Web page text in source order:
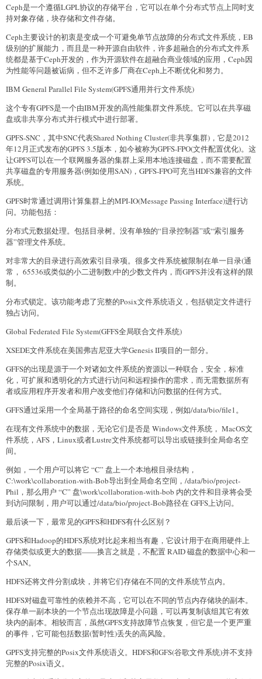
Ceph是一个遵循LGPL协议的存储平台，它可以在单个分布式节点上同时支
持对象存储，块存储和文件存储。
Ceph主要设计的初衷是变成一个可避免单节点故障的分布式文件系统，EB
级别的扩展能力，而且是一种开源自由软件，许多超融合的分布式文件系
统都是基于Ceph开发的，作为开源软件在超融合商业领域的应用，Ceph因
为性能等问题被诟病，但不乏许多厂商在Ceph上不断优化和努力。
IBM General Parallel File System(GPFS通用并行文件系统)
这个专有GPFS是一个由IBM开发的高性能集群文件系统。它可以在共享磁
盘或非共享分布式并行模式中进行部署。
GPFS-SNC，其中SNC代表Shared Nothing Cluster(非共享集群)，它是2012
年12月正式发布的GPFS 3.5版本，如今被称为GPFS-FPO(文件配置优化)。这
让GPFS可以在一个联网服务器的集群上采用本地连接磁盘，而不需要配置
共享磁盘的专用服务器(例如使用SAN)，GPFS-FPO可充当HDFS兼容的文件
系统。
GPFS时常通过调用计算集群上的MPI-IO(Message Passing Interface)进行访
问。功能包括：
分布式元数据处理。包括目录树。没有单独的“目录控制器”或“索引服务
器”管理文件系统。
对非常大的目录进行高效索引目录项。很多文件系统被限制在单一目录(通
常， 65536或类似的小二进制数)中的少数文件内，而GPFS并没有这样的限
制。
分布式锁定。该功能考虑了完整的Posix文件系统语义，包括锁定文件进行
独占访问。
Global Federated File System(GFFS全局联合文件系统)
XSEDE文件系统在美国弗吉尼亚大学Genesis II项目的一部分。
GFFS的出现是源于一个对诸如文件系统的资源以一种联合，安全，标准
化，可扩展和透明化的方式进行访问和远程操作的需求，而无需数据所有
者或应用程序开发者和用户改变他们存储和访问数据的任何方式。
GFFS通过采用一个全局基于路径的命名空间实现，例如/data/bio/file1。
在现有文件系统中的数据，无论它们是否是 Windows文件系统， MacOS文
件系统，AFS，Linux或者Lustre文件系统都可以导出或链接到全局命名空
间。
例如，一个用户可以将它 “C” 盘上一个本地根目录结构，
C:\work\collaboration-with-Bob导出到全局命名空间，/data/bio/project-
Phil，那么用户 “C” 盘\work\collaboration-with-bob 内的文件和目录将会受
到访问限制，用户可以通过/data/bio/project-Bob路径在 GFFS上访问。
最后谈一下，最常见的GPFS和HDFS有什么区别？
GPFS和Hadoop的HDFS系统对比起来相当有趣，它设计用于在商用硬件上
存储类似或更大的数据——换言之就是，不配置 RAID 磁盘的数据中心和一
个SAN。
HDFS还将文件分割成块，并将它们存储在不同的文件系统节点内。
HDFS对磁盘可靠性的依赖并不高，它可以在不同的节点内存储块的副本。
保存单一副本块的一个节点出现故障是小问题，可以再复制该组其它有效
块内的副本。相较而言，虽然GPFS支持故障节点恢复，但它是一个更严重
的事件，它可能包括数据(暂时性)丢失的高风险。
GPFS支持完整的Posix文件系统语义。HDFS和GFS(谷歌文件系统)并不支持
完整的Posix语义。